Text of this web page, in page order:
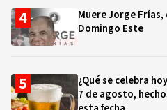
Muere Jorge
Domingo Este
¿Qué se celebra
7 de agosto,